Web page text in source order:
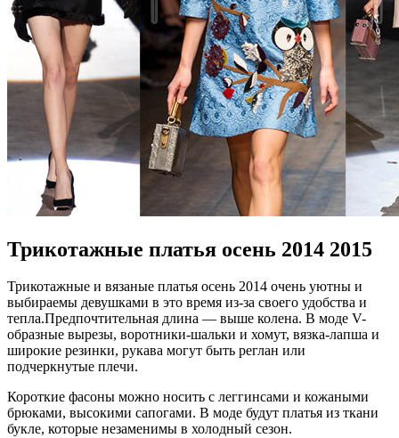
Трикотажные платья осень 2014 2015
Трикотажные и вязаные платья осень 2014 очень уютны и
выбираемы девушками в это время из-за своего удобства и
тепла.Предпочтительная длина — выше колена. В моде V-
образные вырезы, воротники-шальки и хомут, вязка-лапша и
широкие резинки, рукава могут быть реглан или
подчеркнутые плечи.
Короткие фасоны можно носить с леггинсами и кожаными
брюками, высокими сапогами. В моде будут платья из ткани
букле, которые незаменимы в холодный сезон.